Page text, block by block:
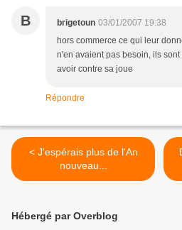
B brigetoun 03/01/2007 19:38
hors commerce ce qui leur
n'en avaient pas besoin, ils
avoir contre sa joue
Répondre
< J'espérais plus de l'An
nouveau...
Hébergé par Overblog